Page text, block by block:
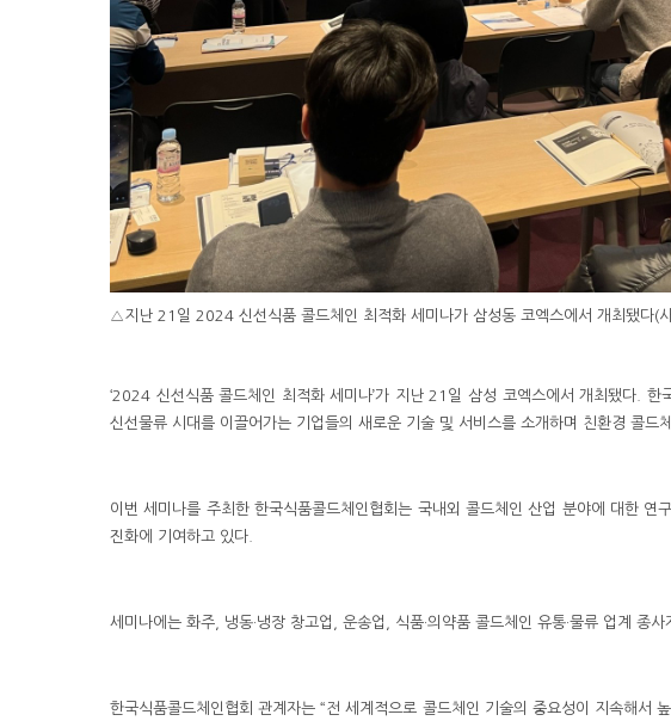
△지난 21일 2024 신선식품 콜드체인 최적화 세미나가 삼성동 코엑스에서 개최됐다(
‘2024 신선식품 콜드체인 최적화 세미나’가 지난 21일 삼성 코엑스에서 개최됐다.
신선물류 시대를 이끌어가는 기업들의 새로운 기술 및 서비스를 소개하며 친환경 콜드
이번 세미나를 주최한 한국식품콜드체인협회는 국내외 콜드체인 산업 분야에 대한
진화에 기여하고 있다.
세미나에는 화주, 냉동·냉장 창고업, 운송업, 식품·의약품 콜드체인 유통·물류 업계 종
한국식품콜드체인협회 관계자는 “전 세계적으로 콜드체인 기술의 중요성이 지속해서